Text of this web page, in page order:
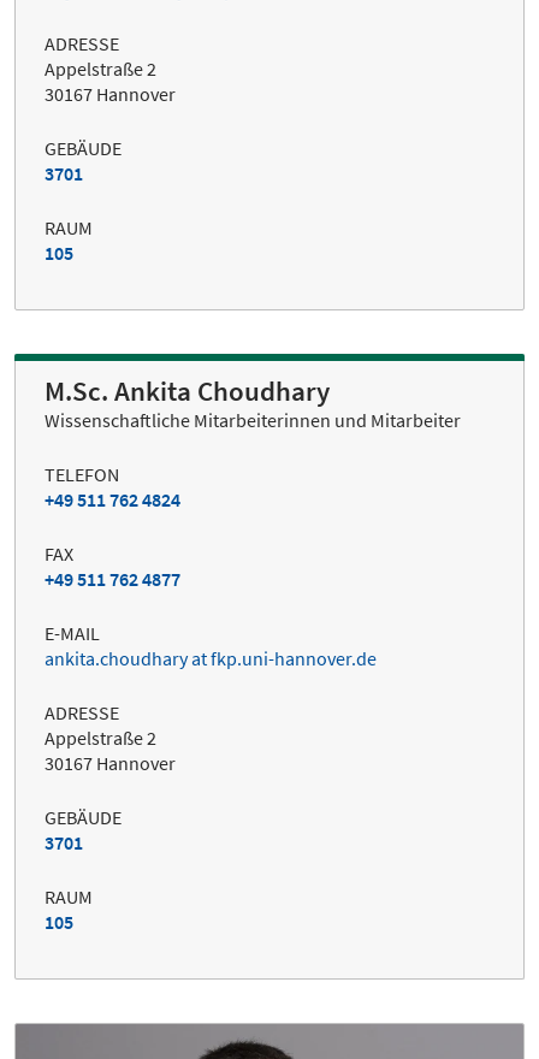
ADRESSE
Appelstraße 2
30167 Hannover
GEBÄUDE
3701
RAUM
105
M.Sc. Ankita Choudhary
Wissenschaftliche Mitarbeiterinnen und Mitarbeiter
TELEFON
+49 511 762 4824
FAX
+49 511 762 4877
E-MAIL
ankita.choudhary at fkp.uni-hannover.de
ADRESSE
Appelstraße 2
30167 Hannover
GEBÄUDE
3701
RAUM
105